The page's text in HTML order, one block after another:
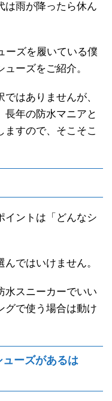
は雨が降ったら休ん
ーズを履いている僕
ーズをご紹介。
はありませんが、
長年の防水マニアと
ますので、そこそこ
イントは「どんなシ
ではいけません。
水スニーカーでいい
グで使う場合は動け
ーズがあるは